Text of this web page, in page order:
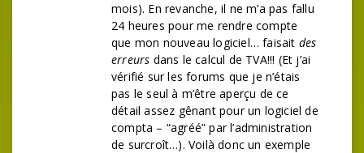
mois). En revanche, il ne m’a pas fallu
24 heures pour me rendre compte
que mon nouveau logiciel… faisait des
erreurs dans le calcul de TVA!!! (Et j’ai
vérifié sur les forums que je n’étais
pas le seul à m’être aperçu de ce
détail assez gênant pour un logiciel de
compta – “agréé” par l’administration
de surcroît…). Voilà donc un exemple